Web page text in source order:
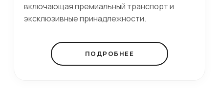
включающая премиальный транспорт и
эксклюзивные принадлежности.
ПОДРОБНЕЕ